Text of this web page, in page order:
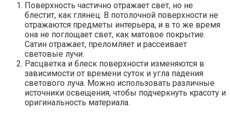
Поверхность частично отражает свет, но не
блестит, как глянец. В потолочной поверхности не
отражаются предметы интерьера, и в то же время
она не поглощает свет, как матовое покрытие.
Сатин отражает, преломляет и рассеивает
световые лучи.
Расцветка и блеск поверхности изменяются в
зависимости от времени суток и угла падения
светового луча. Можно использовать различные
источники освещения, чтобы подчеркнуть красоту и
оригинальность материала.